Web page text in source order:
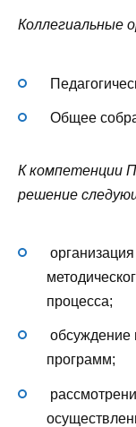
Коллегиальные
Общее
К компетенции
решение
процесса;
обсуждение
программ;